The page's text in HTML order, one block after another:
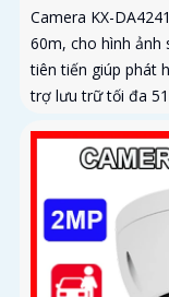
Camera KX-
60m, cho hình ảnh
tiên tiến giúp phát
trợ lưu trữ tối đa